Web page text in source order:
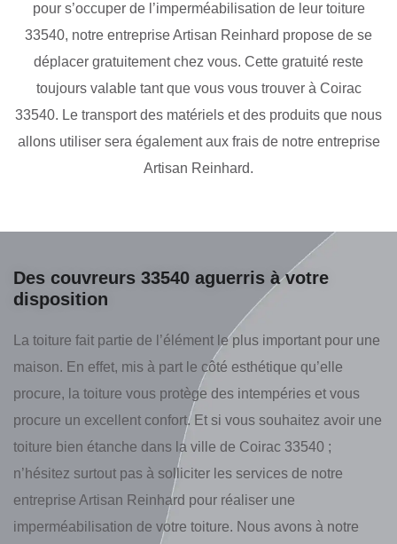
pour s’occuper de l’imperméabilisation de leur toiture
33540, notre entreprise Artisan Reinhard propose de se
déplacer gratuitement chez vous. Cette gratuité reste
toujours valable tant que vous vous trouver à Coirac
33540. Le transport des matériels et des produits que nous
allons utiliser sera également aux frais de notre entreprise
Artisan Reinhard.
Des couvreurs 33540 aguerris à votre
disposition
La toiture fait partie de l’élément le plus important pour une
maison. En effet, mis à part le côté esthétique qu’elle
procure, la toiture vous protège des intempéries et vous
procure un excellent confort. Et si vous souhaitez avoir une
toiture bien étanche dans la ville de Coirac 33540 ;
n’hésitez surtout pas à solliciter les services de notre
entreprise Artisan Reinhard pour réaliser une
imperméabilisation de votre toiture. Nous avons à notre